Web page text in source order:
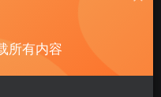
所有内容